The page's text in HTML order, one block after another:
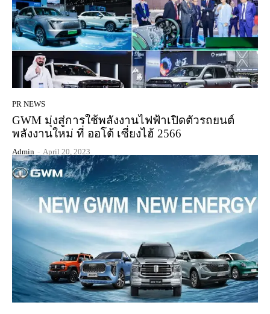
PR NEWS
GWM มุ่งสู่การใช้พลังงานไฟฟ้าเปิดตัวรถยนต์
พลังงานใหม่ ที่ ออโต้ เซี่ยงไฮ้ 2566
Admin - April 20, 2023